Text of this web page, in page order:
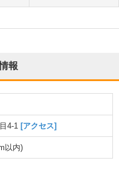
報
4-1 [アクセス]
以内)